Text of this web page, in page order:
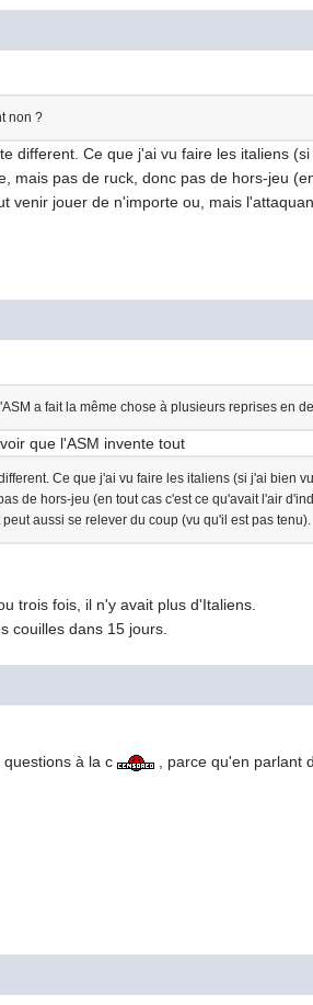
non ?
different. Ce que j'ai vu faire les italiens
mais pas de ruck, donc pas de hors-jeu
venir jouer de n'importe ou, mais
a fait la même chose à plusieurs reprises en
que l'ASM invente tout
Ce que j'ai vu faire les italiens (si j'ai bien
de hors-jeu (en tout cas c'est ce qu'avait l'air
aussi se relever du coup (vu qu'il est pas tenu).
trois fois, il n'y avait plus d'Italiens.
couilles dans 15 jours.
questions à la c , parce qu'en parlant